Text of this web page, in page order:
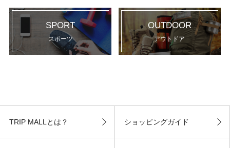
SPORT
スポーツ
OUTDOOR
アウトドア
TRIP MALLとは？ ショッピングガイド